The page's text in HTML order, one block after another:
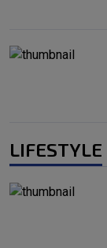
LIFESTYLE